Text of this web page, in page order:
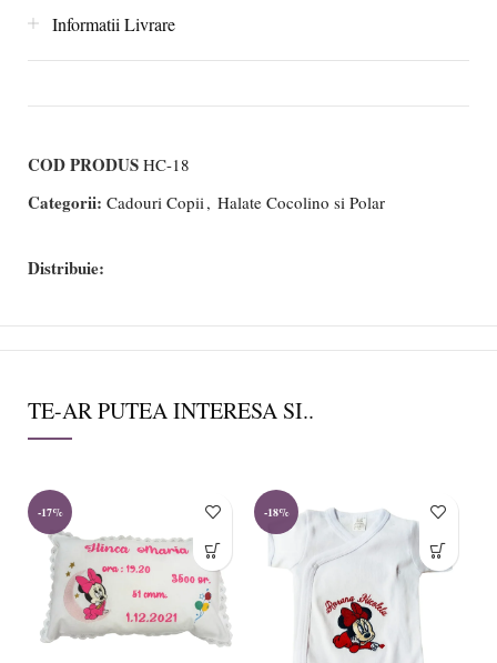
Informatii Livrare
COD PRODUS HC-18
Categorii: Cadouri Copii , Halate Cocolino si Polar
Distribuie:
TE-AR PUTEA INTERESA SI..
-17% -18%